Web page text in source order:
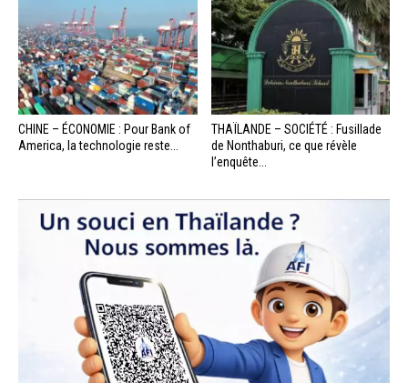
CHINE – ÉCONOMIE : Pour Bank of
America, la technologie reste...
THAÏLANDE – SOCIÉTÉ : Fusillade
de Nonthaburi, ce que révèle
l’enquête...